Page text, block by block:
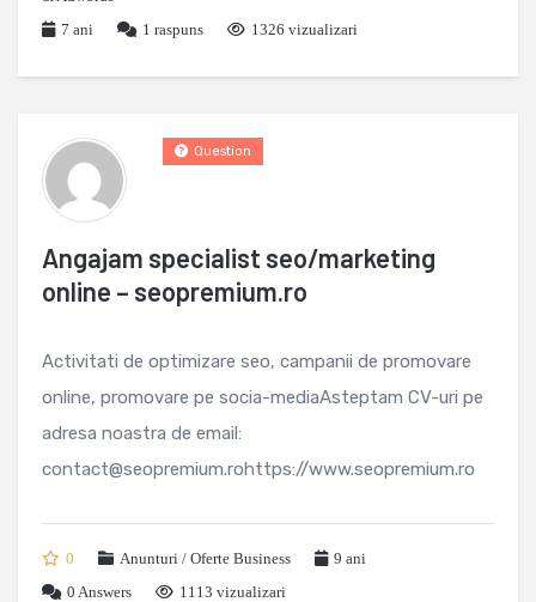
7 ani
1 raspuns 1326 vizualizari
Angajam specialist seo/marketing
online – seopremium.ro
Question
Activitati de optimizare seo, campanii de promovare
online, promovare pe socia-mediaAsteptam CV-uri pe
adresa noastra de email:
contact@seopremium.rohttps://www.seopremium.ro
0 Anunturi / Oferte Business
9 ani
0 Answers 1113 vizualizari